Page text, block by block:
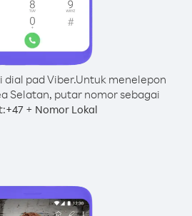
pad Viber.Untuk menelepon
Selatan, putar nomor sebagai
+47 + Nomor Lokal